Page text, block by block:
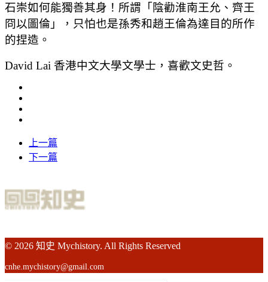
石崇如何能獨善其身！所謂「陰勸淮南王允、齊王
冏以圖倫」，只怕也是孫秀和趙王倫為達目的所作
的捏造。
David Lai 香港中文大學文學士，喜歡文史哲。
上一篇
下一篇
© 2026 知史 Mychistory. All Rights Reserved
cnhe.mychistory@gmail.com